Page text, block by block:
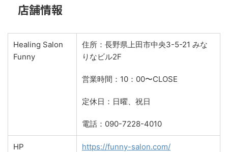
店舗情報
Healing Salon
Funny
住所：長野県上田市中央3-5-21 みな
りなビル2F
営業時間：10：00〜CLOSE
定休日：日曜、祝日
電話：090-7228-4010
HP https://funny-salon.com/